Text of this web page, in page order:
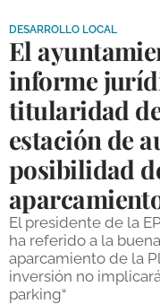
DEPORTES
COMPETICIONES
DEPORTE BASE
OPINIÓN
VENTANA
CÓRDOBA
PROVINCIA
DESARROLLO LOCAL
El
informe
titularidad
estación de
posibilidad
El presidente de la
ha referido a la
aparcamiento de la
inversión no
parking“